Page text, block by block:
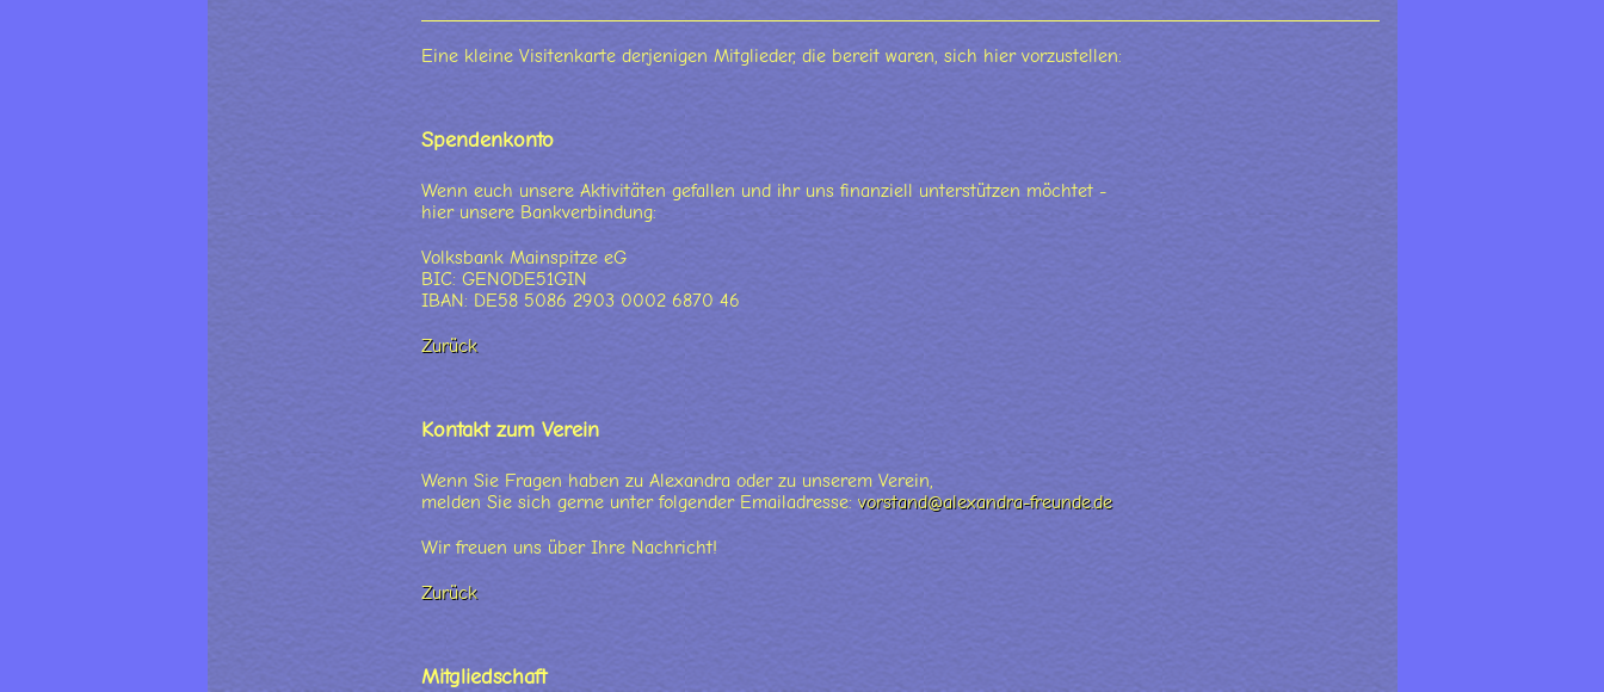
Eine kleine Visitenkarte derjenigen Mitglieder, die bereit waren, sich hier vorzustellen:
Spendenkonto
Wenn euch unsere Aktivitäten gefallen und ihr uns finanziell unterstützen möchtet -
hier unsere Bankverbindung:
Volksbank Mainspitze eG
BIC: GENODE51GIN
IBAN: DE58 5086 2903 0002 6870 46
Zurück
Kontakt zum Verein
Wenn Sie Fragen haben zu Alexandra oder zu unserem Verein,
melden Sie sich gerne unter folgender Emailadresse: vorstand@alexandra-freunde.de
Wir freuen uns über Ihre Nachricht!
Zurück
Mitgliedschaft